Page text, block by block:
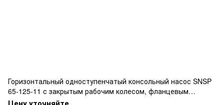
Горизонтальный одноступенчатый консольный насос SNSP
65-125-11 с закрытым рабочим колесом, фланцевым
подключением, изготовлен из чугуна.